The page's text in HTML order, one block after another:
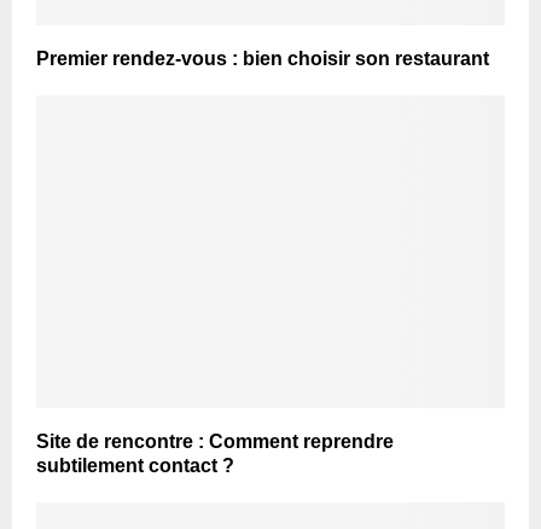
Premier rendez-vous : bien choisir son restaurant
Site de rencontre : Comment reprendre
subtilement contact ?